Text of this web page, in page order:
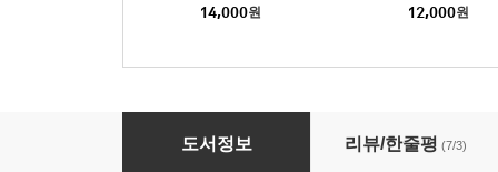
14,000원 12,000원
Do it! 쉽게 배우는 R 텍스트 마이닝
도서정보 리뷰/한줄평 (7/3)